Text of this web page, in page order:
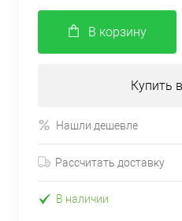
В корзину
Купить
Нашли дешевле
Рассчитать доставку
В наличии